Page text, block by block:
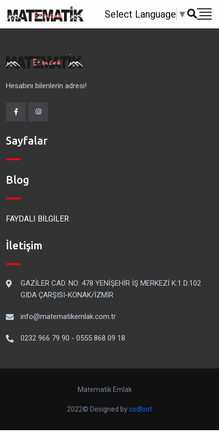
Select Language ▼
Hesabını bilenlerin adresi!
Sayfalar
Blog
FAYDALI BİLGİLER
İletişim
GAZİLER CAD. NO: 478 YENİŞEHİR İŞ MERKEZİ K:1 D:102
GIDA ÇARŞISI-KONAK/İZMİR
info@matematikemlak.com.tr
0232 966 79 90 - 0555 868 09 18
Matematik Emlak
2022© Designed bycodloot